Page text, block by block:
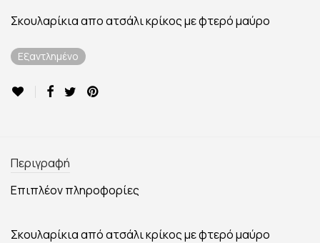
Σκουλαρίκια απο ατσάλι κρίκος με φτερό μαύρο
Εξαντλημένο
Περιγραφή
Επιπλέον πληροφορίες
Σκουλαρίκια από ατσάλι κρίκος με φτερό μαύρο